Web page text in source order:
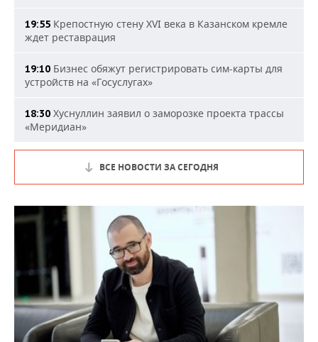
19:55 Крепостную стену XVI века в Казанском кремле
ждет реставрация
19:10 Бизнес обяжут регистрировать сим-карты для
устройств на «Госуслугах»
18:30 Хуснуллин заявил о заморозке проекта трассы
«Меридиан»
ВСЕ НОВОСТИ ЗА СЕГОДНЯ